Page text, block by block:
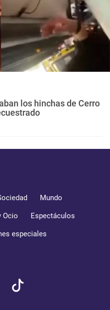
los hinchas de Cerro
Mundo
Ocio Espectáculos
especiales